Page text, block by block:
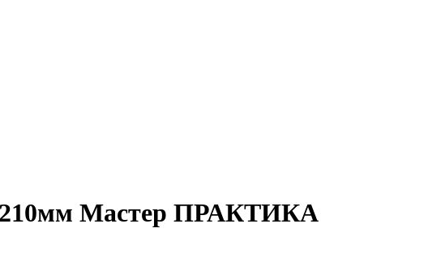
210мм Мастер ПРАКТИКА